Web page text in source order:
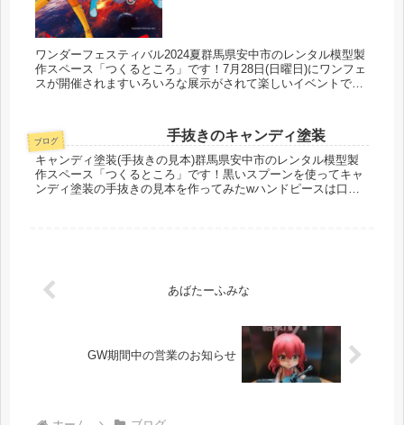
ワンダーフェスティバル2024夏群馬県安中市のレンタル模型製
作スペース「つくるところ」です！7月28日(日曜日)にワンフェ
スが開催されますいろいろな展示がされて楽しいイベントで
ブログ 手抜きのキャンディ塗装
キャンディ塗装(手抜きの見本)群馬県安中市のレンタル模型製
作スペース「つくるところ」です！黒いスプーンを使ってキャ
ンディ塗装の手抜きの見本を作ってみたwハンドピースは口径
あばたーふみな
GW期間中の営業のお知らせ